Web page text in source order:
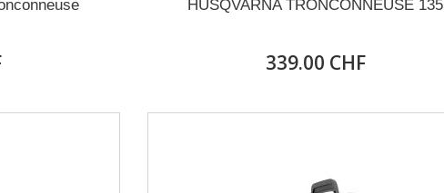
HUSQVARNA TRONCONNEUSE 135
339.00 CHF